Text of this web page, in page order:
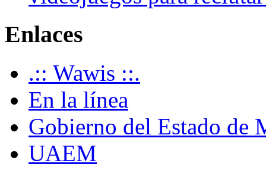
Enlaces
.:: Wawis ::.
En la línea
Gobierno del Estado de
UAEM